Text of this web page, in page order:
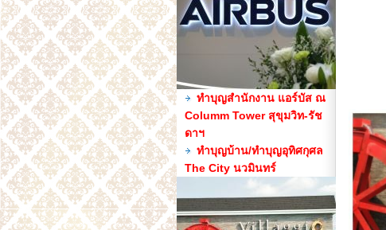
ทำบุญสำนักงาน แอร์บัส ณ
Columm Tower สุขุมวิท-รัช
ดาฯ
ทำบุญบ้าน/ทำบุญอุทิศกุศล
The City นวมินทร์